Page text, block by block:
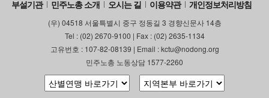
부설기관 민주노총 소개 오시는 길 이용약관 개인정보처리방침
(우) 04518 서울특별시 중구 정동길 3 경향신문사 14층
Tel : (02) 2670-9100 | Fax : (02) 2635-1134
고유번호 : 107-82-08139 | Email : kctu@nodong.org
민주노총 노동상담 1577-2260